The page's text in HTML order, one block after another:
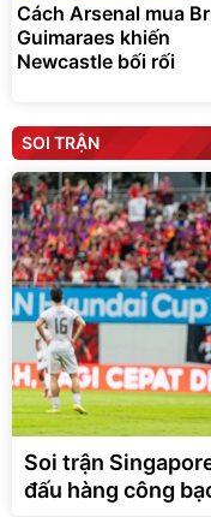
Cách Arsenal mua
Guimaraes khiến
Newcastle bối rối
SOI TRẬN
Soi trận
đấu hàng công